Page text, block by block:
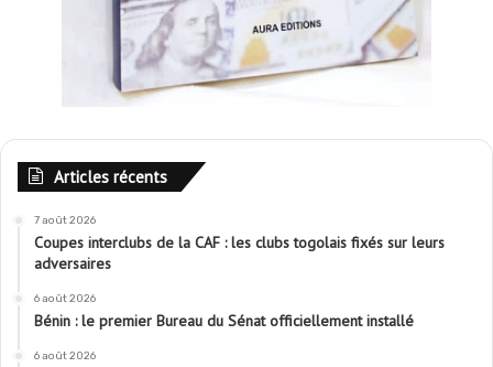
Articles récents
7 août 2026
Coupes interclubs de la CAF : les clubs togolais fixés sur leurs
adversaires
6 août 2026
Bénin : le premier Bureau du Sénat officiellement installé
6 août 2026